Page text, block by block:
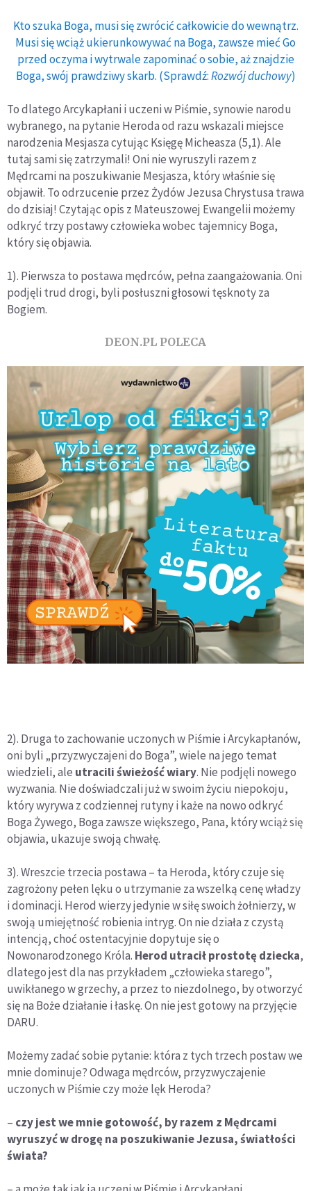
Kto szuka Boga, musi się zwrócić całkowicie do wewnątrz.
Musi się wciąż ukierunkowywać na Boga, zawsze mieć Go
przed oczyma i wytrwale zapominać o sobie, aż znajdzie
Boga, swój prawdziwy skarb. (Sprawdź:Rozwój duchowy)
To dlatego Arcykapłani i uczeni w Piśmie, synowie narodu
wybranego, na pytanie Heroda od razu wskazali miejsce
narodzenia Mesjasza cytując Księgę Micheasza (5,1). Ale
tutaj sami się zatrzymali! Oni nie wyruszyli razem z
Mędrcami na poszukiwanie Mesjasza, który właśnie się
objawił. To odrzucenie przez Żydów Jezusa Chrystusa trawa
do dzisiaj! Czytając opis z Mateuszowej Ewangelii możemy
odkryć trzy postawy człowieka wobec tajemnicy Boga,
który się objawia.
1). Pierwsza to postawa mędrców, pełna zaangażowania. Oni
podjęli trud drogi, byli posłuszni głosowi tęsknoty za
Bogiem.
DEON.PL POLECA
2). Druga to zachowanie uczonych w Piśmie i Arcykapłanów,
oni byli „przyzwyczajeni do Boga”, wiele na jego temat
wiedzieli, ale utracili świeżość wiary. Nie podjęli nowego
wyzwania. Nie doświadczali już w swoim życiu niepokoju,
który wyrywa z codziennej rutyny i każe na nowo odkryć
Boga Żywego, Boga zawsze większego, Pana, który wciąż się
objawia, ukazuje swoją chwałę.
3). Wreszcie trzecia postawa – ta Heroda, który czuje się
zagrożony pełen lęku o utrzymanie za wszelką cenę władzy
i dominacji. Herod wierzy jedynie w siłę swoich żołnierzy, w
swoją umiejętność robienia intryg. On nie działa z czystą
intencją, choć ostentacyjnie dopytuje się o
Nowonarodzonego Króla. Herod utracił prostotę dziecka,
dlatego jest dla nas przykładem „człowieka starego”,
uwikłanego w grzechy, a przez to niezdolnego, by otworzyć
się na Boże działanie i łaskę. On nie jest gotowy na przyjęcie
DARU.
Możemy zadać sobie pytanie: która z tych trzech postaw we
mnie dominuje? Odwaga mędrców, przyzwyczajenie
uczonych w Piśmie czy może lęk Heroda?
– czy jest we mnie gotowość, by razem z Mędrcami
wyruszyć w drogę na poszukiwanie Jezusa, światłości
świata?